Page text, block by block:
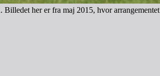
her er fra maj 2015, hvor